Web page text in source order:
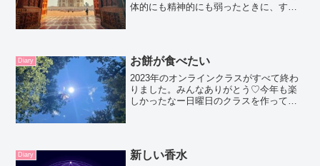
体的にも精神的にも弱ったときに、すご
弱っていた私。という...
Diary お餅が食べたい
2023年のオンラインクラスがすべて終わ
りました。みんなありがとう♡今年も楽
しかったなー日曜日のクラスを作ってよ
いる人、新しいプロジ...
Diary 新しい香水